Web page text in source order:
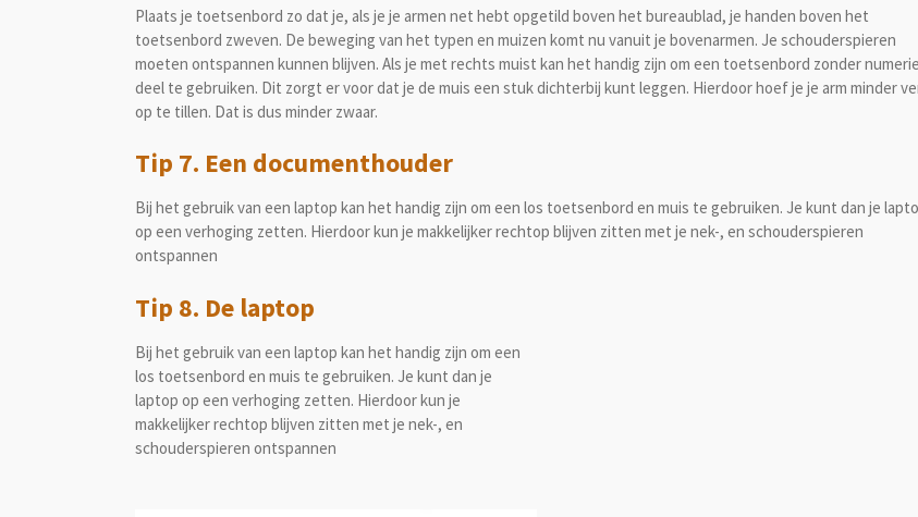
Plaats je toetsenbord zo dat je, als je je armen net hebt opgetild boven het bureaublad, je handen boven het
toetsenbord zweven. De beweging van het typen en muizen komt nu vanuit je bovenarmen. Je schouderspieren
moeten ontspannen kunnen blijven. Als je met rechts muist kan het handig zijn om een toetsenbord zonder
deel te gebruiken. Dit zorgt er voor dat je de muis een stuk dichterbij kunt leggen. Hierdoor hoef je je arm minder
op te tillen. Dat is dus minder zwaar.
Tip 7. Een documenthouder
Bij het gebruik van een laptop kan het handig zijn om een los toetsenbord en muis te gebruiken. Je kunt dan je
op een verhoging zetten. Hierdoor kun je makkelijker rechtop blijven zitten met je nek-, en schouderspieren
ontspannen
Tip 8. De laptop
Bij het gebruik van een laptop kan het handig zijn om een
los toetsenbord en muis te gebruiken. Je kunt dan je
laptop op een verhoging zetten. Hierdoor kun je
makkelijker rechtop blijven zitten met je nek-, en
schouderspieren ontspannen